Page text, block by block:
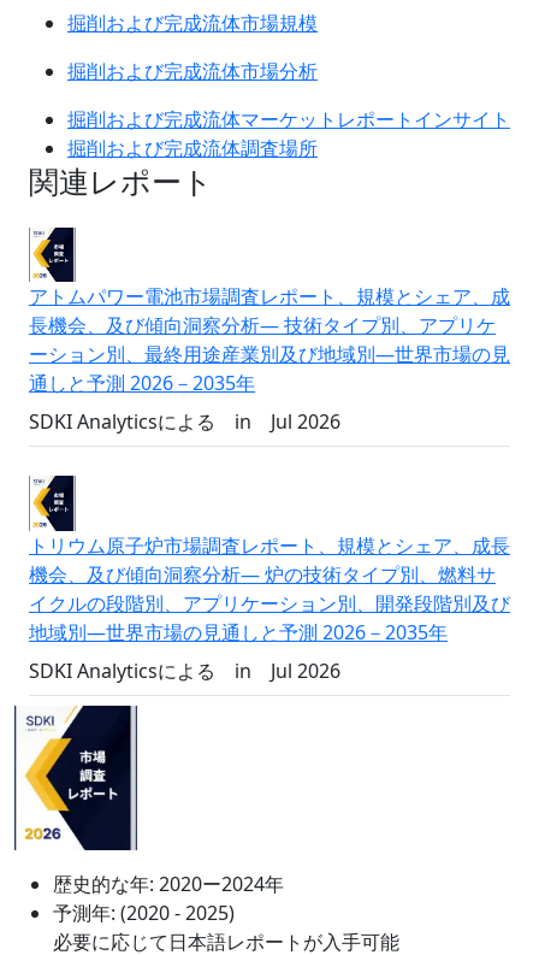
掘削および完成流体市場規模
掘削および完成流体市場分析
掘削および完成流体マーケットレポートインサイト
掘削および完成流体調査場所
関連レポート
アトムパワー電池市場調査レポート、規模とシェア、成
長機会、及び傾向洞察分析― 技術タイプ別、アプリケ
ーション別、最終用途産業別及び地域別―世界市場の見
通しと予測 2026－2035年
SDKI Analyticsによる
in Jul 2026
トリウム原子炉市場調査レポート、規模とシェア、成長
機会、及び傾向洞察分析― 炉の技術タイプ別、燃料サ
イクルの段階別、アプリケーション別、開発段階別及び
地域別―世界市場の見通しと予測 2026－2035年
SDKI Analyticsによる
in Jul 2026
歴史的な年: 2020ー2024年
予測年: (2020 - 2025)
必要に応じて日本語レポートが入手可能